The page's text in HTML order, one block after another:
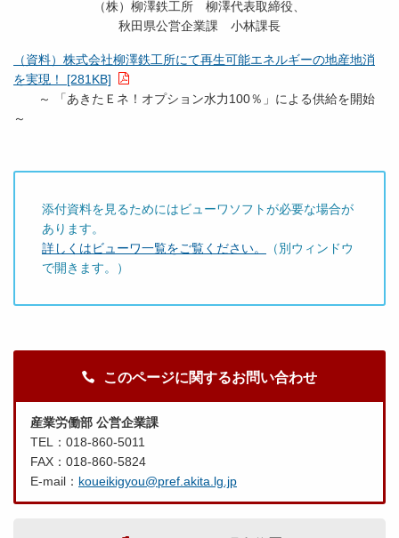
（株）柳澤鉄工所 柳澤代表取締役、
秋田県公営企業課 小林課長
（資料）株式会社柳澤鉄工所にて再生可能エネルギーの地産地消
を実現！ [281KB]
～ 「あきたＥネ！オプション水力100％」による供給を開始
～
添付資料を見るためにはビューワソフトが必要な場合が
あります。
詳しくはビューワ一覧をご覧ください。
（別ウィンドウ
で開きます。）
このページに関するお問い合わせ
産業労働部 公営企業課
TEL：018-860-5011
FAX：018-860-5824
E-mail： koueikigyou@pref.akita.lg.jp